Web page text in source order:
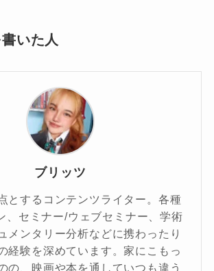
いた人
ブリッツ
とするコンテンツライター。各種
、セミナー/ウェブセミナー、学術
メンタリー分析などに携わったり
経験を深めています。家にこもっ
の、映画や本を通していつも違う